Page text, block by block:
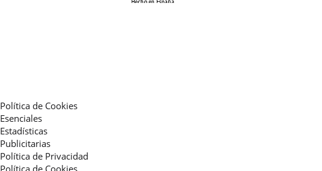
Política de Cookies
Esenciales
Estadísticas
Publicitarias
Política de Privacidad
Política de Cookies